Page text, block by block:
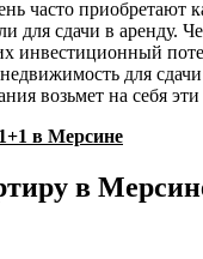
часто приобретают
для сдачи в аренду.
инвестиционный
для
возьмет на себя эти
в Мерсине
в